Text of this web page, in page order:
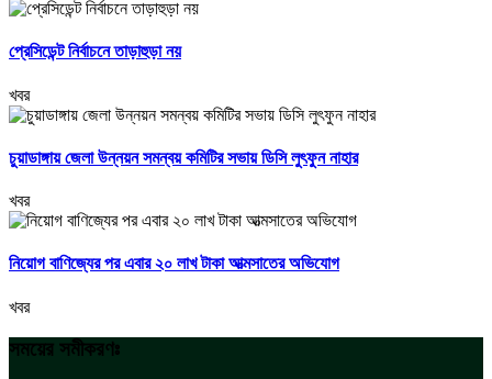
প্রেসিডেন্ট নির্বাচনে তাড়াহুড়া নয়
খবর
চুয়াডাঙ্গায় জেলা উন্নয়ন সমন্বয় কমিটির সভায় ডিসি লুৎফুন নাহার
খবর
নিয়োগ বাণিজ্যের পর এবার ২০ লাখ টাকা আত্মসাতের অভিযোগ
খবর
সময়ের সমীকরণঃ